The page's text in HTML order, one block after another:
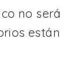
no será
están